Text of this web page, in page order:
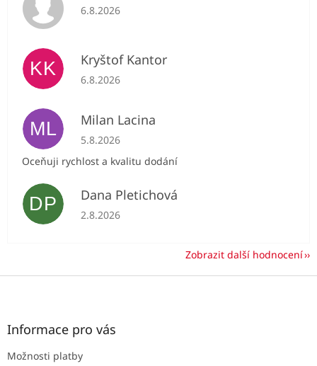
Hodnocení obchodu je 5 z 5 hvězdiček.
6.8.2026
KK Kryštof Kantor
Hodnocení obchodu je 5 z 5 hvězdiček.
6.8.2026
ML Milan Lacina
Hodnocení obchodu je 5 z 5 hvězdiček.
5.8.2026
Oceňuji rychlost a kvalitu dodání
DP Dana Pletichová
Hodnocení obchodu je 5 z 5 hvězdiček.
2.8.2026
Zobrazit další hodnocení
Z
Informace pro vás
Možnosti platby